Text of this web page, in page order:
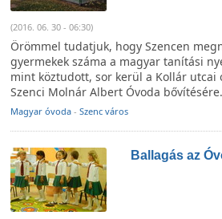
(2016. 06. 30 - 06:30)
Örömmel tudatjuk, hogy Szencen
gyermekek száma a magyar tanítási
mint köztudott, sor kerül a Kollár utcai
Szenci Molnár Albert Óvoda
Magyar óvoda - Szenc város
Ballagás az